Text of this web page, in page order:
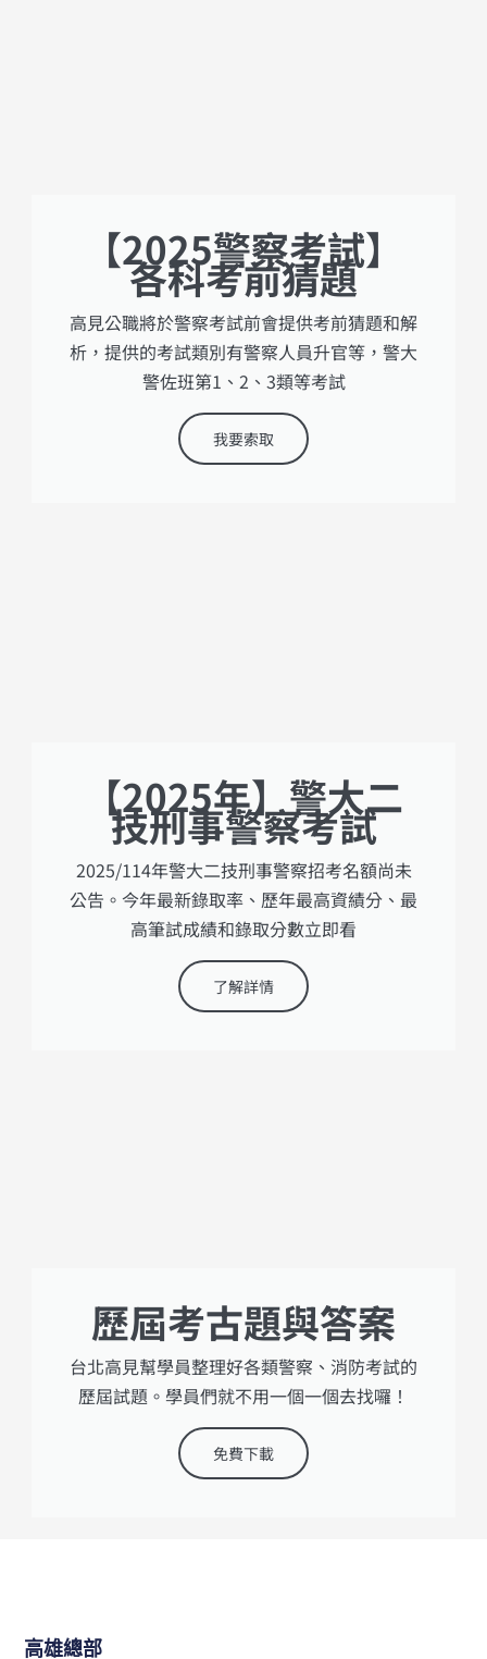
【2025警察考試】
各科考前猜題
高見公職將於警察考試前會提供考前猜題和解
析，提供的考試類別有警察人員升官等，警大
警佐班第1、2、3類等考試
我要索取
【2025年】警大二
技刑事警察考試
2025/114年警大二技刑事警察招考名額尚未
公告。今年最新錄取率、歷年最高資績分、最
高筆試成績和錄取分數立即看
了解詳情
歷屆考古題與答案
台北高見幫學員整理好各類警察、消防考試的
歷屆試題。學員們就不用一個一個去找囉！
免費下載
高雄總部